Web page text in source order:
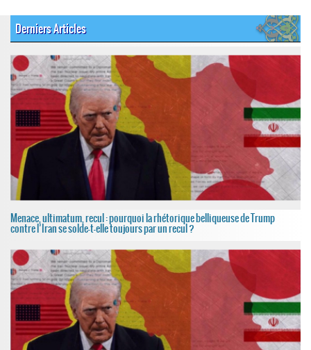
Derniers Articles
Menace, ultimatum, recul : pourquoi la rhétorique belliqueuse de Trump
contre l’Iran se solde-t-elle toujours par un recul ?